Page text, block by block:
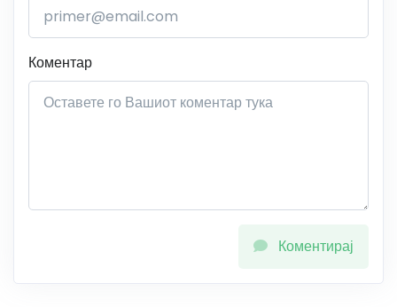
Коментар
Коментирај